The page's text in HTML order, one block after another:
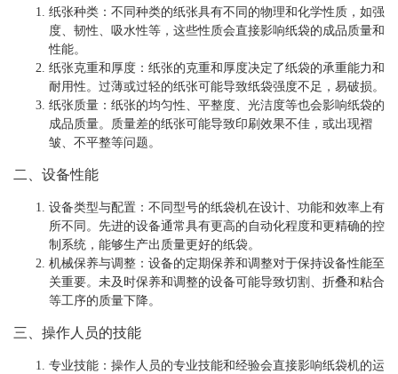
纸张种类 ：不同种类的纸张具有不同的物理和化学性质，如强
度、韧性、吸水性等，这些性质会直接影响纸袋的成品质量和
性能。
纸张克重和厚度 ：纸张的克重和厚度决定了纸袋的承重能力和
耐用性。过薄或过轻的纸张可能导致纸袋强度不足，易破损。
纸张质量 ：纸张的均匀性、平整度、光洁度等也会影响纸袋的
成品质量。质量差的纸张可能导致印刷效果不佳，或出现褶
皱、不平整等问题。
二、设备性能
设备类型与配置 ：不同型号的纸袋机在设计、功能和效率上有
所不同。先进的设备通常具有更高的自动化程度和更精确的控
制系统，能够生产出质量更好的纸袋。
机械保养与调整 ：设备的定期保养和调整对于保持设备性能至
关重要。未及时保养和调整的设备可能导致切割、折叠和粘合
等工序的质量下降。
三、操作人员的技能
专业技能 ：操作人员的专业技能和经验会直接影响纸袋机的运